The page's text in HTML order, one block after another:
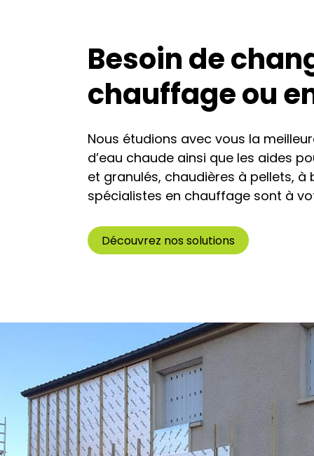
Besoin de
chauffage ou
Nous étudions avec vous la
d’eau chaude ainsi que les aides
et granulés, chaudières à pellets,
spécialistes en chauffage sont à
Découvrez nos solutions